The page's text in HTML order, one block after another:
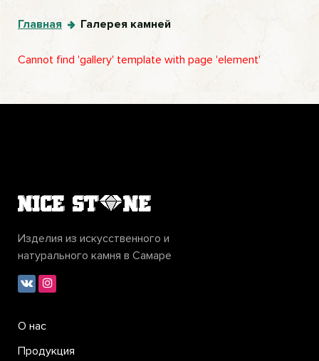
Главная Галерея камней
Cannot find 'gallery' template with page 'element'
Изделия из искусственного и
натурального камня в Самаре
О нас
Продукция